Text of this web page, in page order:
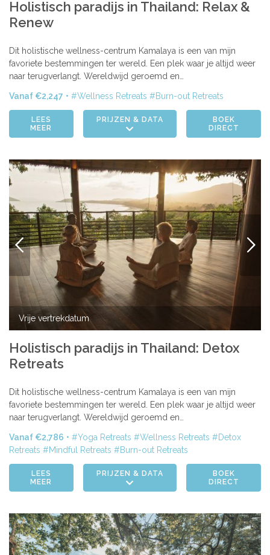
Holistisch paradijs in Thailand: Relax &
Renew
Dit holistische wellness-centrum Kamalaya is een van mijn
favoriete bestemmingen ter wereld. Een plek waar je altijd weer
naar terugverlangt. Wereldwijd geroemd en…
Vanaf €2,247 Wellness Retreats Burn-out Retreats
LEES
MEER
PRIJZEN & DATA
BOEK
DIRECT
VORIGE
Vrije vertrekdatum
Holistisch paradijs in Thailand: Detox
Retreats
Dit holistische wellness-centrum Kamalaya is een van mijn
favoriete bestemmingen ter wereld. Een plek waar je altijd weer
naar terugverlangt. Wereldwijd geroemd en…
Vanaf €2,786 Yoga Retreats Wellness Retreats
Detox
Retreats
Mindful Retreats Burn-out Retreats
LEES
MEER
PRIJZEN & DATA
BOEK
DIRECT